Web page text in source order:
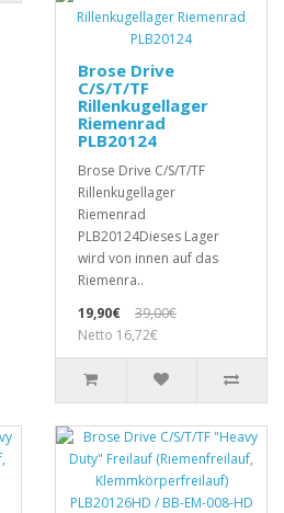
Brose Drive
C/S/T/TF
Rillenkugellager
Riemenrad
PLB20124
Brose Drive C/S/T/TF
Rillenkugellager
Riemenrad
PLB20124Dieses Lager
wird von innen auf das
Riemenra..
19,90€
39,00€
Netto 16,72€